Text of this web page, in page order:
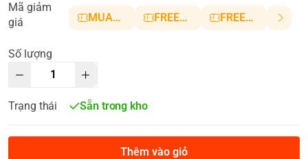
Mã giảm
giá
MUANHANH01 FREESHIP5 FREESHIP10
Số lượng
Trạng thái Sẵn trong kho
Thêm vào giỏ